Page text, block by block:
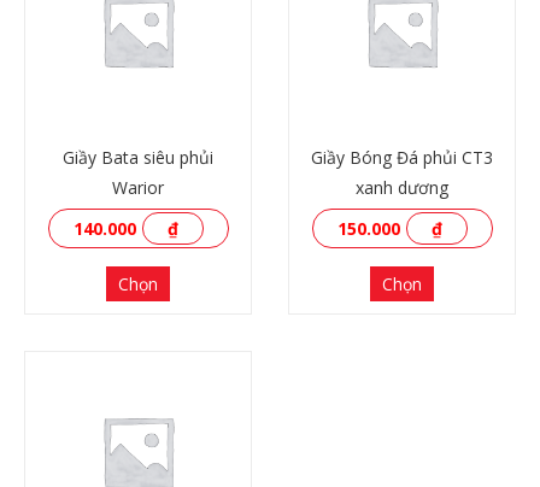
XEM THÊM
Giầy Bata siêu phủi
Warior
140.000
₫
Chọn
Giầy Bóng Đá phủi CT3
xanh dương
150.000
₫
Chọn